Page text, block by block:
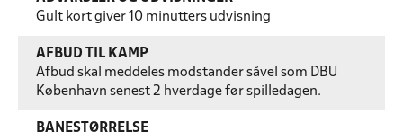
Gult kort giver 10 minutters udvisning
AFBUD TIL KAMP
Afbud skal meddeles modstander såvel som DBU
København senest 2 hverdage før spilledagen.
BANESTØRRELSE